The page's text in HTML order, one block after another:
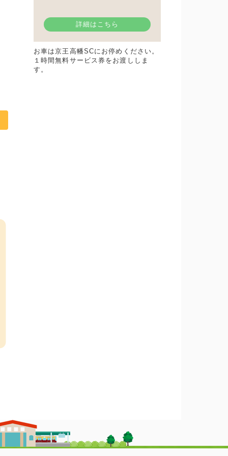
詳細はこちら
お車は京王高幡SCにお停めください。
１時間無料サービス券をお渡ししま
す。